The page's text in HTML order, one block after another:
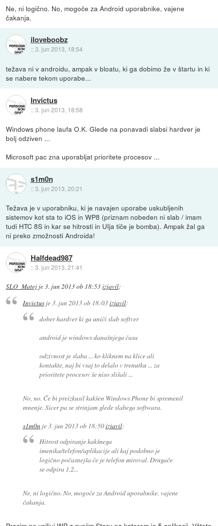
Ne, ni logično. No, mogoče za Android uporabnike, vajene
čakanja.
iloveboobz
::3. jun 2013, 18:54
težava ni v androidu, ampak v bloatu, ki ga dobimo že v štartu in ki
se nabere tekom uporabe...
Invictus
::3. jun 2013, 18:58
Windows phone laufa O.K. Glede na ponavadi slabsi hardver je
bolj odziven ...
Microsoft pac zna uporabljat prioritete procesov ...
s1m0n
::3. jun 2013, 20:21
Težava je v uporabniku, ki je navajen uporabe uskubljenih
sistemov kot sta to iOS in WP8 (priznam nobeden ni slab / imam
tudi HTC 8S in kar se hitrosti in UIja tiče je bomba). Ampak žal ga
ni preko zmožnosti Androida!
Halfdead987
::3. jun 2013, 21:41
SLO_Matej je3. jun 2013 ob 18:53izjavil:
Invictusje3. jun 2013 ob 18:03izjavil:
dober hardver ki ga uniči slab softver
android je windows današnjega časa
odzivnost je slaba ... ko kliknem na klice ali
kontakte, naj bi vsaj to delalo v trenutku ... za
prioritete procesov še niso slišali ...
No, no. Če bi preizkusil kakšen Windows Phone bi spremenil
mnenje. Sicer pa se strinjam glede slabega softwara.
s1m0nje3. jun 2013 ob 18:50izjavil:
Hitrost odpiranje kakšnega
imenika/telefon/aplikacije ali kaj podobno je
logično počasnejša če je telefon miroval. Drugače
se odpira 1,2...
Ne, ni logično. No, mogoče za Android uporabnike, vajene
čakanja.